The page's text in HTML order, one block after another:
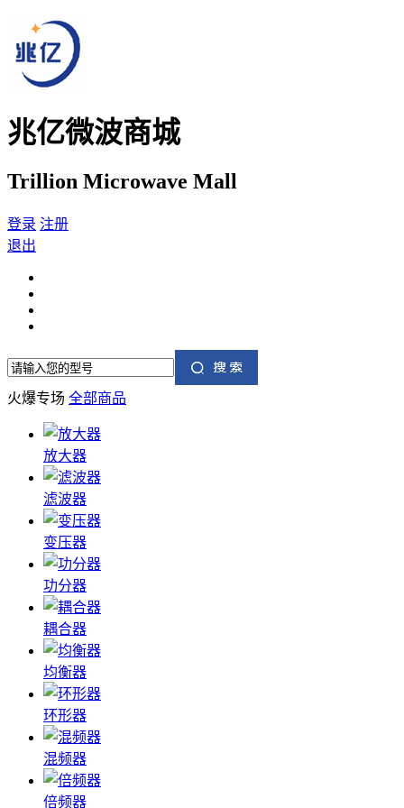
兆亿微波商城
Trillion Microwave Mall
登录 注册
退出
火爆专场 全部商品
放大器
滤波器
变压器
功分器
耦合器
均衡器
环形器
混频器
倍频器